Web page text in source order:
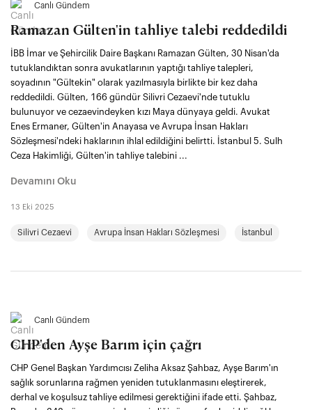
Canlı Gündem
Ramazan Gülten'in tahliye talebi reddedildi
İBB İmar ve Şehircilik Daire Başkanı Ramazan Gülten, 30 Nisan'da
tutuklandıktan sonra avukatlarının yaptığı tahliye talepleri,
soyadının "Gültekin" olarak yazılmasıyla birlikte bir kez daha
reddedildi. Gülten, 166 gündür Silivri Cezaevi'nde tutuklu
bulunuyor ve cezaevindeyken kızı Maya dünyaya geldi. Avukat
Enes Ermaner, Gülten'in Anayasa ve Avrupa İnsan Hakları
Sözleşmesi'ndeki haklarının ihlal edildiğini belirtti. İstanbul 5. Sulh
Ceza Hakimliği, Gülten'in tahliye talebini ...
Devamını Oku
13 Eki 2025
Silivri Cezaevi Avrupa İnsan Hakları Sözleşmesi İstanbul
Canlı Gündem
CHP'den Ayşe Barım için çağrı
CHP Genel Başkan Yardımcısı Zeliha Aksaz Şahbaz, Ayşe Barım'ın
sağlık sorunlarına rağmen yeniden tutuklanmasını eleştirerek,
derhal ve koşulsuz tahliye edilmesi gerektiğini ifade etti. Şahbaz,